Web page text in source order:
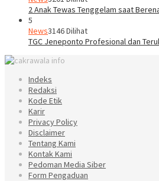
2 Anak Tewas Tenggelam saat
5
News3146 Dilihat
TGC Jeneponto Profesional dan
Indeks
Redaksi
Kode Etik
Karir
Privacy Policy
Disclaimer
Tentang Kami
Kontak Kami
Pedoman Media Siber
Form Pengaduan